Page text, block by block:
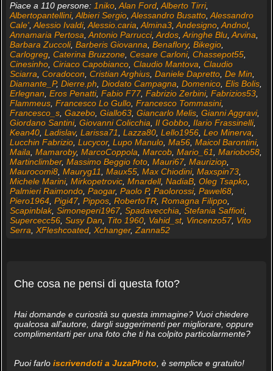
Piace a 110 persone: 1niko, Alan Ford, Alberto Tirri,
Albertopantellini, Albieri Sergio, Alessandro Busatto, Alessandro
Cale', Alessio Ivaldi, Alessio.caria Almina3, Andesigno, Andnol,
Annamaria Pertosa Antonio Parrucci, Ardos, Aringhe Blu, Arvina
Barbara Zuccoli, Barberis Giovanna Benaflory, Bikegio,
Carlogreg, Caterina Bruzzone, Cesare Carloni, Chassepot55,
Cinesinho, Ciriaco Capobianco, Claudio Mantova Claudio
Sciarra Coradocon Cristian Arghius, Daniele Dapretto, De Min
Diamante_P, Dierre.ph Diodato Campagna Domenico, Elis Bolis,
Erlegnan Eros Penatti, Fabio F77, Fabrizio Zerbini, Fabrizios53,
Flammeus, Francesco Lo Gullo, Francesco Tommasini,
Francesco_s, Gazebo, Giallo63, Giancarlo Melis, Gianni Aggravi,
Giordano Santini, Giovanni Colicchia Il Gobbo, Ilario Frassinelli,
Kean40, Ladislav, Larissa71 Lazza80, Lello1956, Leo Minerva
Lucchin Fabrizio, Lucycor, Lupo Manulo, Ma56, Maicol Barontini,
Maila Mamaroby, MarcoCoppola Marcob, Mario_61 Mariobo58,
Martinclimber, Massimo Beggio foto, Mauri67, Mauriziop,
Maurocomi8, Mauryg11 Maux55, Max Chiodini, Maxspin73,
Michele Marini, Mirkopetrovic, Mnardell, NadiaB, Oleg Tsapko,
Palmieri Raimondo, Paogar, Paolo P, Paolorossi, Pawel68,
Piero1964, Pigi47, Pippos, RobertoTR, Romagna Filippo,
Scapinblak, Simoneperi1967, Spadavecchia Stefania Saffioti,
Supercecc56, Susy Dan Tito 1960, Vahid_st, Vincenzo57, Vito
Serra
XFleshcoated, Xchanger, Zanna52
Che cosa ne pensi di questa foto?
Hai domande e curiosità su questa immagine? Vuoi chiedere
qualcosa all'autore, dargli suggerimenti per migliorare, oppure
complimentarti per una foto che ti ha colpito particolarmente?
Puoi farlo iscrivendoti a JuzaPhoto , è semplice e gratuito!